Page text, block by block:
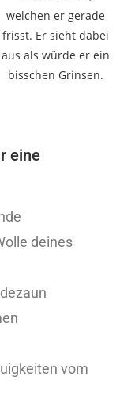
eine
deines
vom